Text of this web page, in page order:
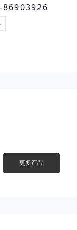
86903926
更多产品